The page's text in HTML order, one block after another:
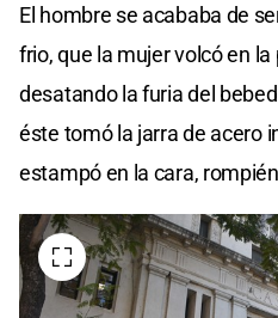
El hombre se acababa de
frio, que la mujer volcó en la
desatando la furia del
éste tomó la jarra de acero
estampó en la cara,